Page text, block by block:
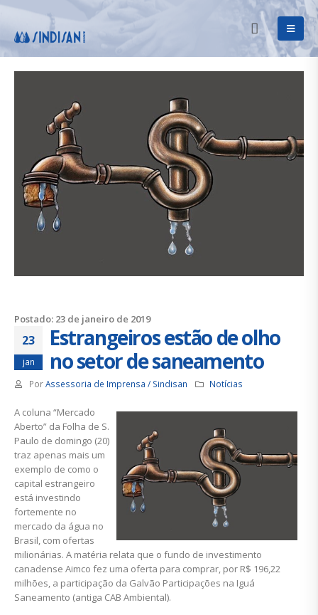
Postado: 23 de janeiro de 2019
23
jan
Estrangeiros estão de olho
no setor de saneamento
PorAssessoria de Imprensa / Sindisan Notícias
A coluna “Mercado
Aberto” da Folha de S.
Paulo de domingo (20)
traz apenas mais um
exemplo de como o
capital estrangeiro
está investindo
fortemente no
mercado da água no
Brasil, com ofertas
milionárias. A matéria relata que o fundo de investimento
canadense Aimco fez uma oferta para comprar, por R$ 196,22
milhões, a participação da Galvão Participações na Iguá
Saneamento (antiga CAB Ambiental).